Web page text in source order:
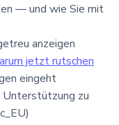
— und wie Sie mit
anzeigen
jetzt rutschen
eingeht
Unterstützung zu